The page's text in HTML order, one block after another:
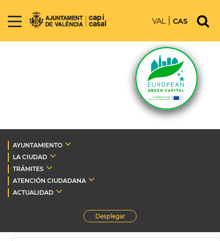
VAL CAS
AYUNTAMIENTO
LA CIUDAD
TRÁMITES
ATENCIÓN CIUDADANA
ACTUALIDAD
Desplegar